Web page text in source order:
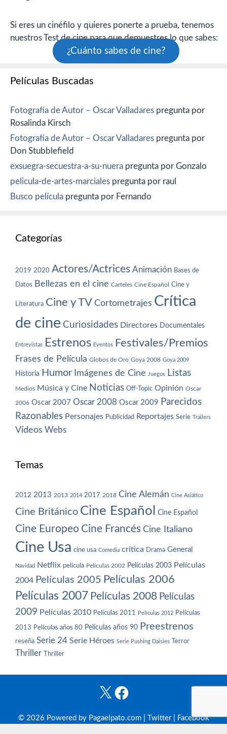
Si eres un cinéfilo y quieres ponerte a prueba, tenemos
nuestros Test de cine para que demuestres lo que sabes:
¿Cuánto sabes de cine?
Películas Buscadas
Fotografía de Autor – Oscar Valladares pregunta por
Rosalinda Kirsch
Fotografía de Autor – Oscar Valladares pregunta por
Don Stubblefield
exsuegra-secuestra-a-su-nuera pregunta por Gonzalo
pelicula-de-artes-marciales pregunta por raul
Busco película pregunta por Fernando
Categorías
2019 2020 Actores/Actrices Animación Bases de
Datos Bellezas en el cine Carteles Cine Español Cine y
Literatura Cine y TV Cortometrajes Crítica
de cine Curiosidades Directores Documentales
Entrevistas Estrenos Eventos Festivales/Premios
Frases de Película Globos de Oro Goya 2008 Goya 2009
Historia Humor Imágenes de Cine Juegos Listas
Medios Música y Cine Noticias Off-Topic Opinión Oscar
2006 Oscar 2007 Oscar 2008 Oscar 2009 Parecidos
Razonables Personajes Publicidad Reportajes Serie Trailers
Vídeos Webs
Temas
2012 2013 2013 2014 2017 2018 Cine Alemán Cine Asiático
Cine Británico Cine Español Cine Español
Cine Europeo Cine Francés Cine Italiano
Cine Usa cine usa Comedia crítica Drama General
Navidad Netflix película Películas 2002 Películas 2003 Películas
2004 Películas 2005 Películas 2006
Películas 2007 Películas 2008 Películas
2009 Películas 2010 Películas 2011 Películas 2012 Películas
2013 Películas años 80 Películas años 90 Preestrenos
reseña Serie 24 Serie Héroes Serie Pushing Daisies Terror
Thriller Thriller
X Facebook
© 2026 Powered by Pagaelpato.com | Twitter| Facebook